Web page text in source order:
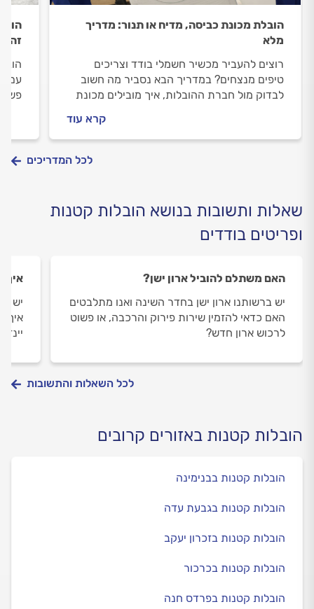
הובלת מכונת כביסה, מדיח או תנור: מדריך
מלא
רוצים להעביר מכשיר חשמלי בודד וצריכים
טיפים מנצחים? במדריך הבא נסביר מה חשוב
לבדוק מול חברת ההובלות, איך מובילים מכונת
קרא עוד
זה
עם
לכל המדריכים
שאלות ותשובות בנושא הובלות קטנות
ופריטים בודדים
האם משתלם להוביל ארון ישן?
יש ברשותנו ארון ישן בחדר השינה ואנו מתלבטים
האם כדאי להזמין שירות פירוק והרכבה, או פשוט
לרכוש ארון חדש?
איך
יש
איך
לכל השאלות והתשובות
הובלות קטנות באזורים קרובים
הובלות קטנות בבנימינה
הובלות קטנות בגבעת עדה
הובלות קטנות בזכרון יעקב
הובלות קטנות בכרכור
הובלות קטנות בפרדס חנה